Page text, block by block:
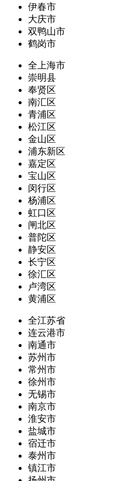
伊春市
大庆市
双鸭山市
鹤岗市
全上海市
崇明县
奉贤区
南汇区
青浦区
松江区
金山区
浦东新区
嘉定区
宝山区
闵行区
杨浦区
虹口区
闸北区
普陀区
静安区
长宁区
徐汇区
卢湾区
黄浦区
全江苏省
连云港市
南通市
苏州市
常州市
徐州市
无锡市
南京市
淮安市
盐城市
宿迁市
泰州市
镇江市